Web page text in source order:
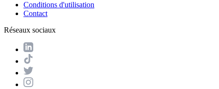
Conditions d'utilisation
Contact
Réseaux sociaux